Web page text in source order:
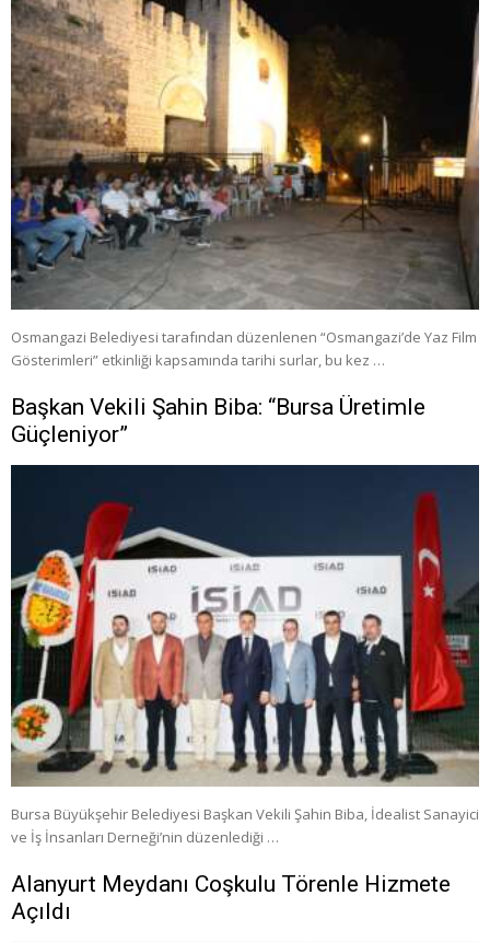
Osmangazi Belediyesi tarafından düzenlenen “Osmangazi’de Yaz Film
Gösterimleri” etkinliği kapsamında tarihi surlar, bu kez …
Başkan Vekili Şahin Biba: “Bursa Üretimle
Güçleniyor”
Bursa Büyükşehir Belediyesi Başkan Vekili Şahin Biba, İdealist Sanayici
ve İş İnsanları Derneği’nin düzenlediği …
Alanyurt Meydanı Coşkulu Törenle Hizmete
Açıldı